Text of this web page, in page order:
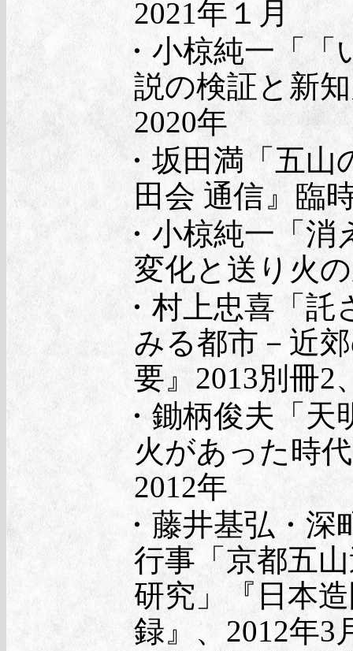
2021年１月
・小椋純一「
説の検証と新
2020年
・坂田満「五山
田会 通信』臨
・小椋純一「
変化と送り火
・村上忠喜「
みる都市－近
要』2013別冊2
・鋤柄俊夫「
火があった時
2012年
・藤井基弘・
行事「京都五
研究」『日本
録』、2012年3